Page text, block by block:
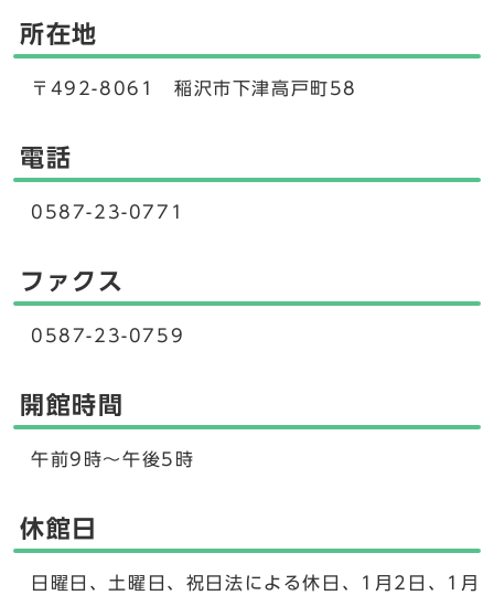
所在地
〒492-8061 稲沢市下津高戸町58
電話
0587-23-0771
ファクス
0587-23-0759
開館時間
午前9時～午後5時
休館日
日曜日、土曜日、祝日法による休日、1月2日、1月